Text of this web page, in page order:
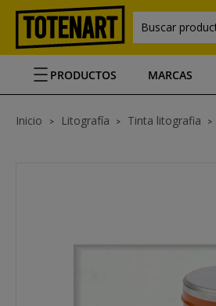
Buscar
PRODUCTOS MARCAS
Inicio Litografía Tinta litografia